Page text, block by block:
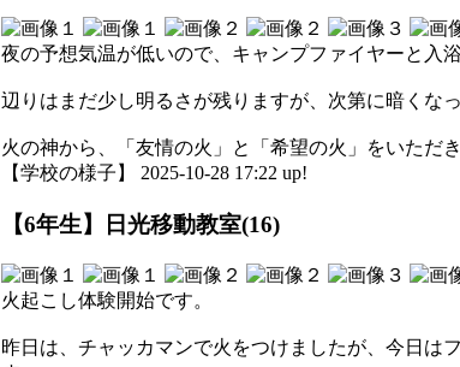
夜の予想気温が低いので、キャンプファイヤーと入
辺りはまだ少し明るさが残りますが、次第に暗くな
火の神から、「友情の火」と「希望の火」をいただ
【学校の様子】 2025-10-28 17:22 up!
【6年生】日光移動教室(16)
火起こし体験開始です。
昨日は、チャッカマンで火をつけましたが、今日は